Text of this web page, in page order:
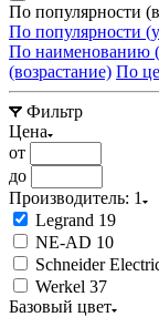
По популярности
По популярности
По наименованию
(возрастание) По
Фильтр
Цена
от
до
Производитель: 1
Legrand 19
NE-AD 10
Schneider
Werkel 37
Базовый цвет